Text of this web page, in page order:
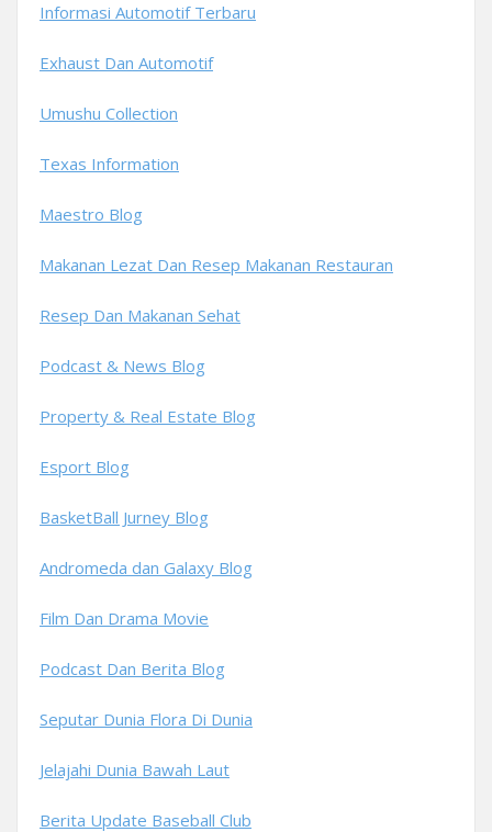
Informasi Automotif Terbaru
Exhaust Dan Automotif
Umushu Collection
Texas Information
Maestro Blog
Makanan Lezat Dan Resep Makanan Restauran
Resep Dan Makanan Sehat
Podcast & News Blog
Property & Real Estate Blog
Esport Blog
BasketBall Jurney Blog
Andromeda dan Galaxy Blog
Film Dan Drama Movie
Podcast Dan Berita Blog
Seputar Dunia Flora Di Dunia
Jelajahi Dunia Bawah Laut
Berita Update Baseball Club